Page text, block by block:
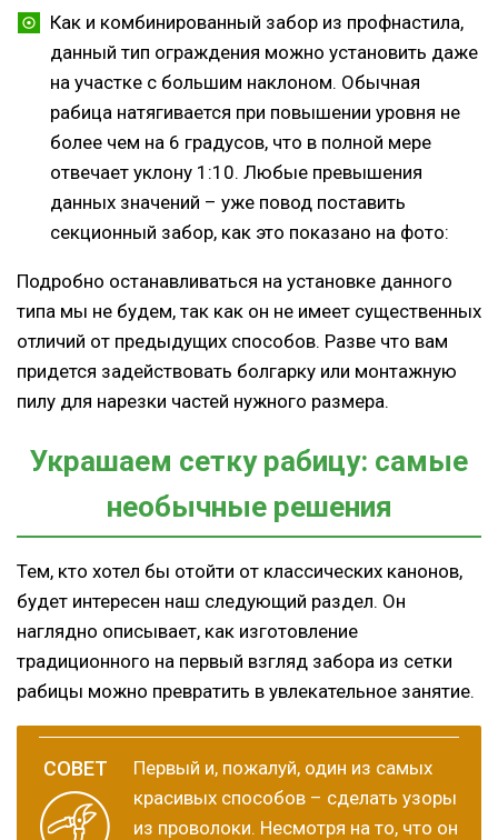
Как и комбинированный забор из профнастила,
данный тип ограждения можно установить даже
на участке с большим наклоном. Обычная
рабица натягивается при повышении уровня не
более чем на 6 градусов, что в полной мере
отвечает уклону 1:10. Любые превышения
данных значений – уже повод поставить
секционный забор, как это показано на фото:
Подробно останавливаться на установке данного
типа мы не будем, так как он не имеет существенных
отличий от предыдущих способов. Разве что вам
придется задействовать болгарку или монтажную
пилу для нарезки частей нужного размера.
Украшаем сетку рабицу: самые
необычные решения
Тем, кто хотел бы отойти от классических канонов,
будет интересен наш следующий раздел. Он
наглядно описывает, как изготовление
традиционного на первый взгляд забора из сетки
рабицы можно превратить в увлекательное занятие.
Первый и, пожалуй, один из самых
красивых способов – сделать узоры
из проволоки. Несмотря на то, что он